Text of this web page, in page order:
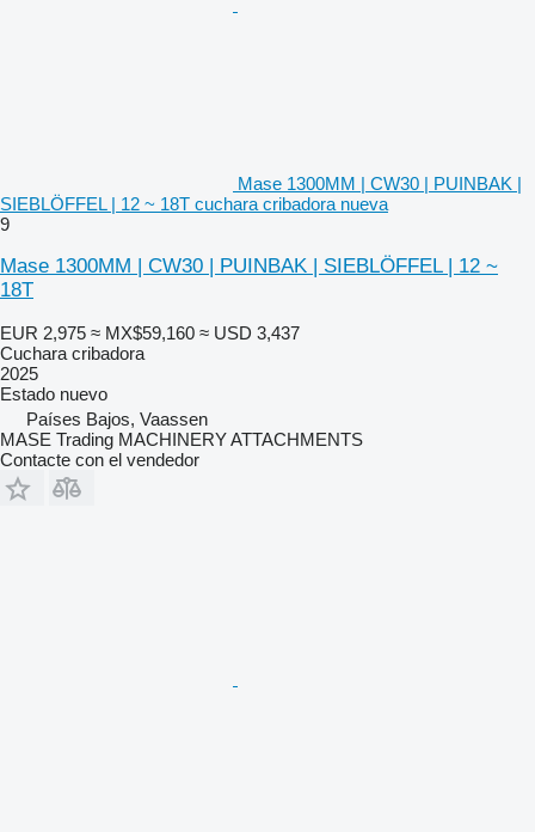
Mase 1300MM | CW30 | PUINBAK |
SIEBLÖFFEL | 12 ~ 18T cuchara cribadora nueva
9
Mase 1300MM | CW30 | PUINBAK | SIEBLÖFFEL | 12 ~
18T
EUR 2,975 ≈ MX$59,160 ≈ USD 3,437
Cuchara cribadora
2025
Estado nuevo
Países Bajos, Vaassen
MASE Trading MACHINERY ATTACHMENTS
Contacte con el vendedor